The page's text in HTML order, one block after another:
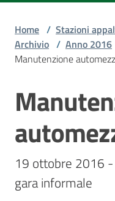
Stazioni
appaltanti
Home / Stazioni
Archivio / Anno 2016
Manutenzione
Salta al contenuto
19 ottobre 2016 -
gara informale